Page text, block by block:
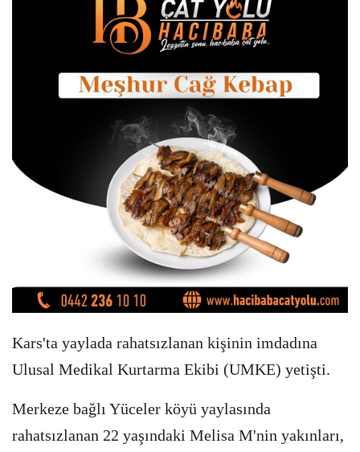
Kars'ta yaylada rahatsızlanan kişinin imdadına
Ulusal Medikal Kurtarma Ekibi (UMKE) yetişti.
Merkeze bağlı Yüceler köyü yaylasında
rahatsızlanan 22 yaşındaki Melisa M'nin yakınları,